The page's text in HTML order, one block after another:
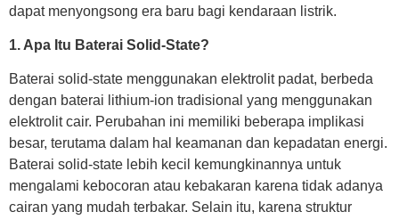
dapat menyongsong era baru bagi kendaraan listrik.
1. Apa Itu Baterai Solid-State?
Baterai solid-state menggunakan elektrolit padat, berbeda
dengan baterai lithium-ion tradisional yang menggunakan
elektrolit cair. Perubahan ini memiliki beberapa implikasi
besar, terutama dalam hal keamanan dan kepadatan energi.
Baterai solid-state lebih kecil kemungkinannya untuk
mengalami kebocoran atau kebakaran karena tidak adanya
cairan yang mudah terbakar. Selain itu, karena struktur